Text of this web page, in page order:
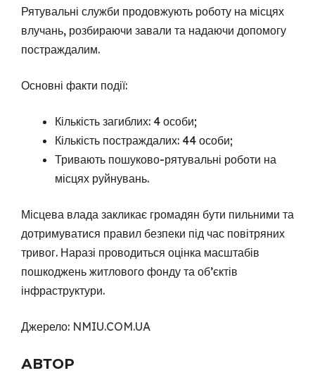
Рятувальні служби продовжують роботу на місцях
влучань, розбираючи завали та надаючи допомогу
постраждалим.
Основні факти події:
Кількість загиблих: 4 особи;
Кількість постраждалих: 44 особи;
Тривають пошуково-рятувальні роботи на
місцях руйнувань.
Місцева влада закликає громадян бути пильними та
дотримуватися правил безпеки під час повітряних
тривог. Наразі проводиться оцінка масштабів
пошкоджень житлового фонду та об’єктів
інфраструктури.
Джерело: NMIU.COM.UA
АВТОР